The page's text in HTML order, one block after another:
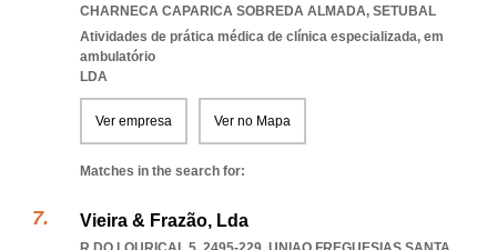
CHARNECA CAPARICA SOBREDA ALMADA, SETUBAL
Atividades de prática médica de clínica especializada, em
ambulatório
LDA
Ver empresa Ver no Mapa
Matches in the search for:
Vieira & Frazão, Lda